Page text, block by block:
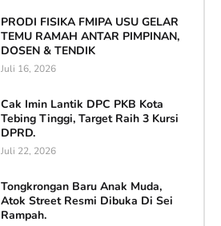
PRODI FISIKA FMIPA USU GELAR
TEMU RAMAH ANTAR PIMPINAN,
DOSEN & TENDIK
Juli 16, 2026
Cak Imin Lantik DPC PKB Kota
Tebing Tinggi, Target Raih 3 Kursi
DPRD.
Juli 22, 2026
Tongkrongan Baru Anak Muda,
Atok Street Resmi Dibuka Di Sei
Rampah.